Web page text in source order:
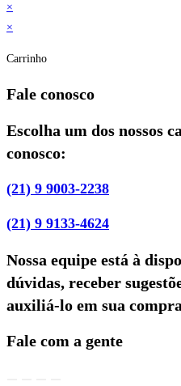
×
×
Carrinho
Fale conosco
Escolha um dos nossos
conosco:
(21) 9 9003-2238
(21) 9 9133-4624
Nossa equipe está à
dúvidas, receber
auxiliá-lo em sua
Fale com a gente